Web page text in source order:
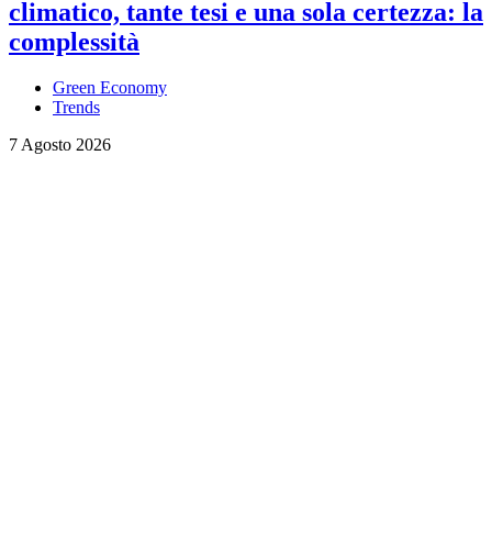
climatico, tante tesi e una sola certezza: la
complessità
Green Economy
Trends
7 Agosto 2026